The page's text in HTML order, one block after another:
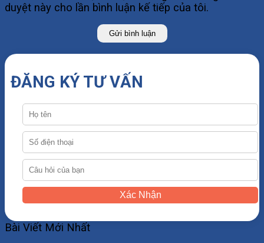
duyệt này cho lần bình luận kế tiếp của tôi.
ĐĂNG KÝ TƯ VẤN
Xác Nhận
Bài Viết Mới Nhất